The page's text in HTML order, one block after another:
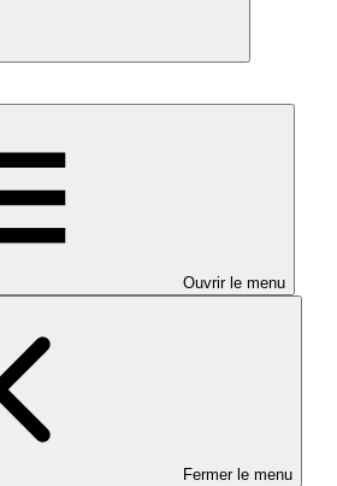
Ouvrir le menu
Fermer le menu